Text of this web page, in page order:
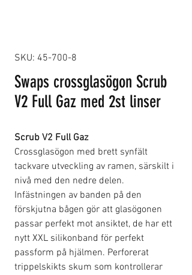
SKU: 45-700-8
Swaps crossglasögon Scrub
V2 Full Gaz med 2st linser
Scrub V2 Full Gaz
Crossglasögon med brett synfält
tackvare utveckling av ramen, särskilt i
nivå med den nedre delen.
Infästningen av banden på den
förskjutna bågen gör att glasögonen
passar perfekt mot ansiktet, de har ett
nytt XXL silikonband för perfekt
passform på hjälmen. Perforerat
trippelskikts skum som kontrollerar